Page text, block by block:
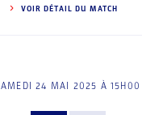
VOIR DÉTAIL DU MATCH
24 MAI 2025 À 15H00